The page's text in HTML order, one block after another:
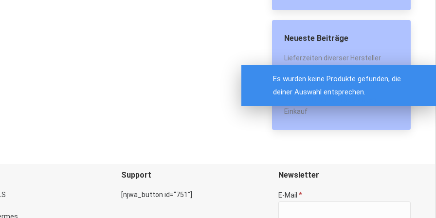
Es wurden keine Produkte gefunden, die
deiner Auswahl entsprechen.
Neueste Beiträge
Lieferzeiten diverser Hersteller
Einkauf
Support
[njwa_button id=“751″]
Newsletter
E-Mail *